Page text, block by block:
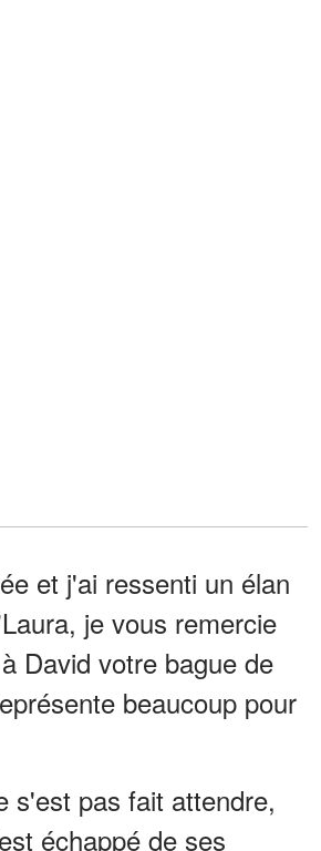
et j'ai ressenti un élan
je vous remercie
David votre bague de
beaucoup pour
s'est pas fait attendre,
échappé de ses